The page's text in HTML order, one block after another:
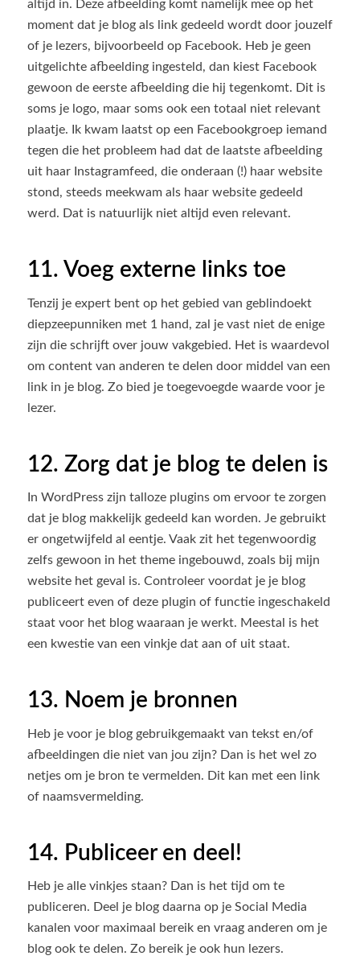
altijd in. Deze afbeelding komt namelijk mee op het
moment dat je blog als link gedeeld wordt door jouzelf
of je lezers, bijvoorbeeld op Facebook. Heb je geen
uitgelichte afbeelding ingesteld, dan kiest Facebook
gewoon de eerste afbeelding die hij tegenkomt. Dit is
soms je logo, maar soms ook een totaal niet relevant
plaatje. Ik kwam laatst op een Facebookgroep iemand
tegen die het probleem had dat de laatste afbeelding
uit haar Instagramfeed, die onderaan (!) haar website
stond, steeds meekwam als haar website gedeeld
werd. Dat is natuurlijk niet altijd even relevant.
11. Voeg externe links toe
Tenzij je expert bent op het gebied van geblindoekt
diepzeepunniken met 1 hand, zal je vast niet de enige
zijn die schrijft over jouw vakgebied. Het is waardevol
om content van anderen te delen door middel van een
link in je blog. Zo bied je toegevoegde waarde voor je
lezer.
12. Zorg dat je blog te delen is
In WordPress zijn talloze plugins om ervoor te zorgen
dat je blog makkelijk gedeeld kan worden. Je gebruikt
er ongetwijfeld al eentje. Vaak zit het tegenwoordig
zelfs gewoon in het theme ingebouwd, zoals bij mijn
website het geval is. Controleer voordat je je blog
publiceert even of deze plugin of functie ingeschakeld
staat voor het blog waaraan je werkt. Meestal is het
een kwestie van een vinkje dat aan of uit staat.
13. Noem je bronnen
Heb je voor je blog gebruikgemaakt van tekst en/of
afbeeldingen die niet van jou zijn? Dan is het wel zo
netjes om je bron te vermelden. Dit kan met een link
of naamsvermelding.
14. Publiceer en deel!
Heb je alle vinkjes staan? Dan is het tijd om te
publiceren. Deel je blog daarna op je Social Media
kanalen voor maximaal bereik en vraag anderen om je
blog ook te delen. Zo bereik je ook hun lezers.